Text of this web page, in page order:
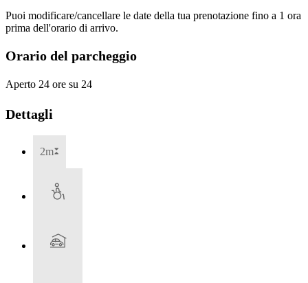
Puoi modificare/cancellare le date della tua prenotazione fino a 1 ora
prima dell'orario di arrivo.
Orario del parcheggio
Aperto 24 ore su 24
Dettagli
2m